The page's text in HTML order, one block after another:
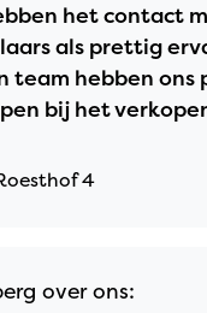
het contact
als prettig
team hebben ons
bij het
4
over ons: